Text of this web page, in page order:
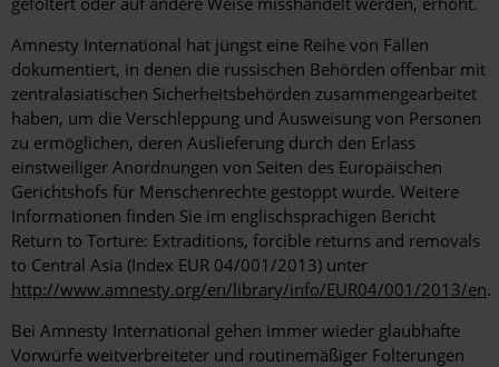
Amnesty International hat jüngst eine Reihe von Fällen
dokumentiert, in denen die russischen Behörden offenbar mit
zentralasiatischen Sicherheitsbehörden zusammengearbeitet
haben, um die Verschleppung und Ausweisung von Personen
zu ermöglichen, deren Auslieferung durch den Erlass
einstweiliger Anordnungen von Seiten des Europäischen
Gerichtshofs für Menschenrechte gestoppt wurde. Weitere
Informationen finden Sie im englischsprachigen Bericht
Return to Torture: Extraditions, forcible returns and removals
to Central Asia (Index EUR 04/001/2013) unter
http://www.amnesty.org/en/library/info/EUR04/001/2013/en.
Bei Amnesty International gehen immer wieder glaubhafte
Vorwürfe weitverbreiteter und routinemäßiger Folterungen